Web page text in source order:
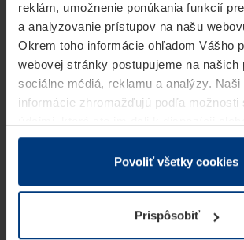
reklám, umožnenie ponúkania funkcií
a analyzovanie prístupov na našu
Okrem toho informácie ohľadom Vášho
webovej stránky postupujeme na našich
sociálne médiá, reklamu a analýzy. Naši
informácie zhromažďujú podľa možnosti
v rámci Vášho využívania služieb.
Z právneho hľadiska môžeme cookies
prevádzku tejto stránky. Pre všetky
potrebujeme Vaše povolenie. Vaše
kedykoľvek zmeniť alebo odvolať vo
Povoliť všetky cookies
Prispôsobiť